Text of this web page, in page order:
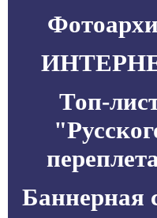
Топ-
Баннерная